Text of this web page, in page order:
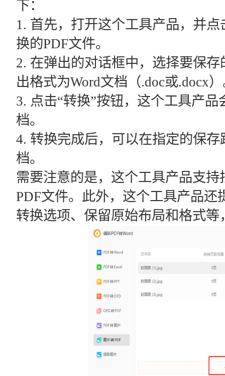
下：
1. 首先，打开这个工具产品，并
换的PDF文件。
2. 在弹出的对话框中，选择要保
出格式为Word文档（.doc或.docx
3. 点击“转换”按钮，这个工具产
档。
4. 转换完成后，可以在指定的保
档。
需要注意的是，这个工具产品支
PDF文件。此外，这个工具产品
转换选项、保留原始布局和格式